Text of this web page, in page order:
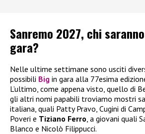
Sanremo 2027, chi
gara?
Nelle ultime settimane sono usciti
possibili Big in gara alla 77esima
L’ultimo, come appena visto, quello di
gli altri nomi papabili troviamo mostri
italiana, quali Patty Pravo, Cugini di
Poveri e Tiziano Ferro , a giovani quali
Blanco e Nicolò Filippucci.